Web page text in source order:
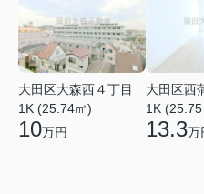
大田区大森西４丁目
1K (25.74㎡)
10万円
大田区西
1K
13.3万